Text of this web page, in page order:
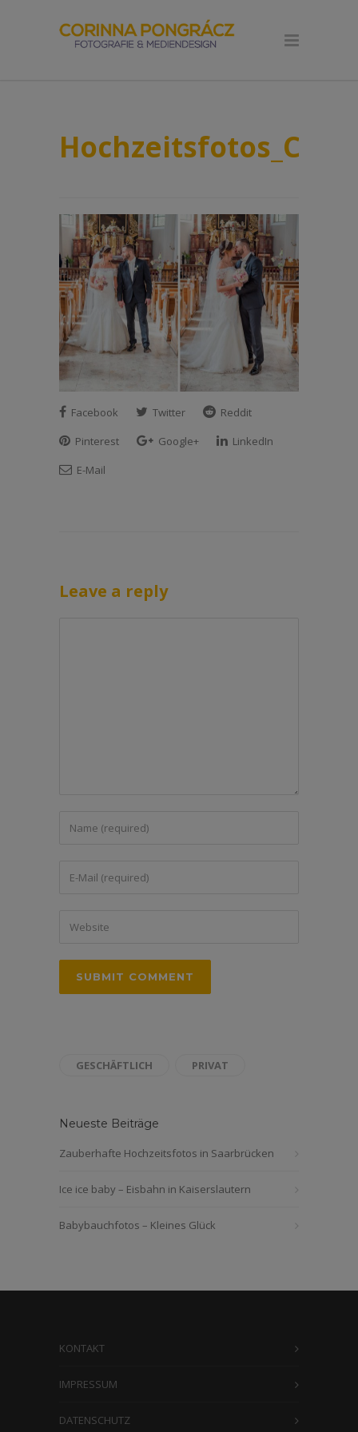
Facebook Twitter
Reddit
Pinterest
Google+
LinkedIn
E-Mail
Leave a reply
GESCHÄFTLICH PRIVAT
Neueste Beiträge
Zauberhafte Hochzeitsfotos in Saarbrücken
Ice ice baby – Eisbahn in Kaiserslautern
Babybauchfotos – Kleines Glück
KONTAKT
IMPRESSUM
DATENSCHUTZ